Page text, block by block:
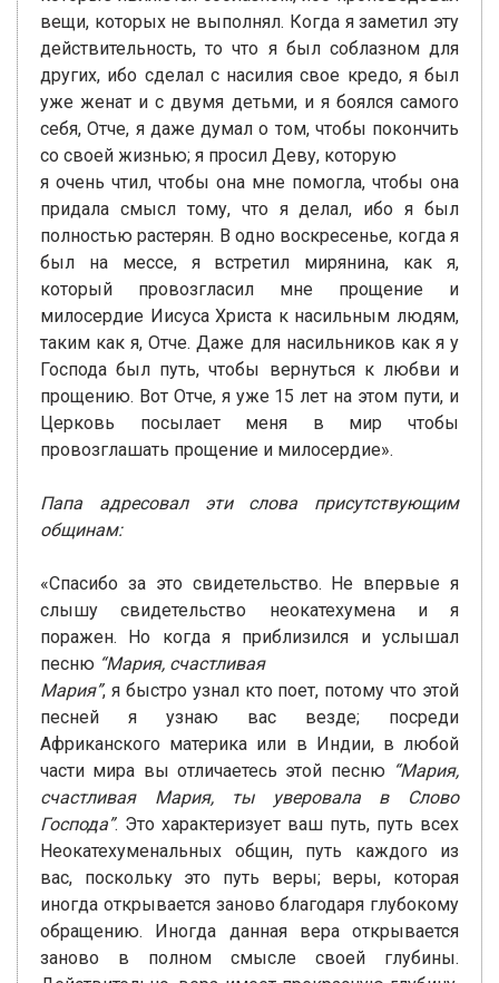
вещи, которых не выполнял. Когда я заметил эту
действительность, то что я был соблазном для
других, ибо сделал с насилия свое кредо, я был
уже женат и с двумя детьми, и я боялся самого
себя, Отче, я даже думал о том, чтобы покончить
со своей жизнью; я просил Деву, которую
я очень чтил, чтобы она мне помогла, чтобы она
придала смысл тому, что я делал, ибо я был
полностью растерян. В одно воскресенье, когда я
был на мессе, я встретил мирянина, как я,
который провозгласил мне прощение и
милосердие Иисуса Христа к насильным людям,
таким как я, Отче. Даже для насильников как я у
Господа был путь, чтобы вернуться к любви и
прощению. Вот Отче, я уже 15 лет на этом пути, и
Церковь посылает меня в мир чтобы
провозглашать прощение и милосердие».
Папа адресовал эти слова присутствующим
общинам:
«Спасибо за это свидетельство. Не впервые я
слышу свидетельство неокатехумена и я
поражен. Но когда я приблизился и услышал
песню “Мария, счастливая
Мария”, я быстро узнал кто поет, потому что этой
песней я узнаю вас везде; посреди
Африканского материка или в Индии, в любой
части мира вы отличаетесь этой песню “Мария,
счастливая Мария, ты уверовала в Слово
Господа”. Это характеризует ваш путь, путь всех
Неокатехуменальных общин, путь каждого из
вас, поскольку это путь веры; веры, которая
иногда открывается заново благодаря глубокому
обращению. Иногда данная вера открывается
заново в полном смысле своей глубины.